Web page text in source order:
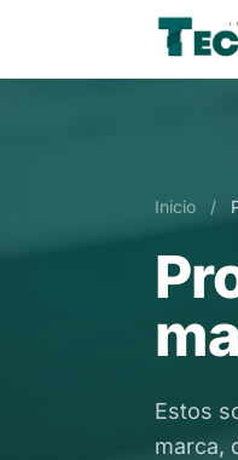
Inicio /
Estos
marca,